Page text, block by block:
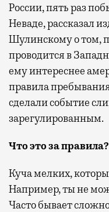
России, пять раз
Неваде, рассказал
Шулинскому о том,
проводится в
ему интереснее
правила
сделали событие
зарегулированным.
Что это за правила?
Куча мелких,
Например, ты не
Часто бывает